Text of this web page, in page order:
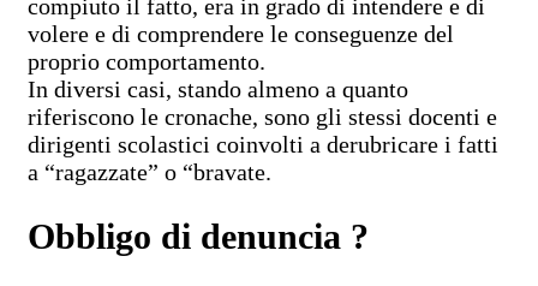
compiuto il fatto, era in grado di intendere e di
volere e di comprendere le conseguenze del
proprio comportamento.
In diversi casi, stando almeno a quanto
riferiscono le cronache, sono gli stessi docenti e
dirigenti scolastici coinvolti a derubricare i fatti
a “ragazzate” o “bravate.
Obbligo di denuncia ?